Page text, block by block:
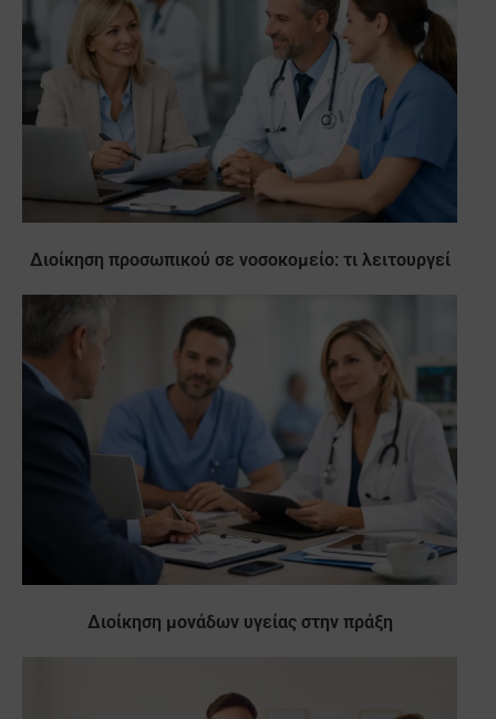
Διοίκηση προσωπικού σε νοσοκομείο: τι λειτουργεί
Διοίκηση μονάδων υγείας στην πράξη